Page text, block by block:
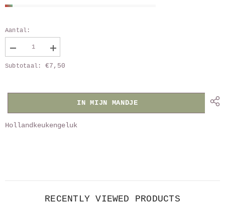
Aantal:
aantal
van
Vergroot
aantal
van
Subtotaal: €7,50
IN MIJN MANDJE
Hollandkeukengeluk
RECENTLY VIEWED PRODUCTS